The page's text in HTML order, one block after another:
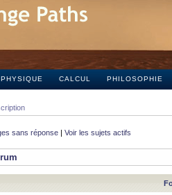
PHYSIQUE CALCUL PHILOSOPHIE
sans réponse | Voir les sujets actifs